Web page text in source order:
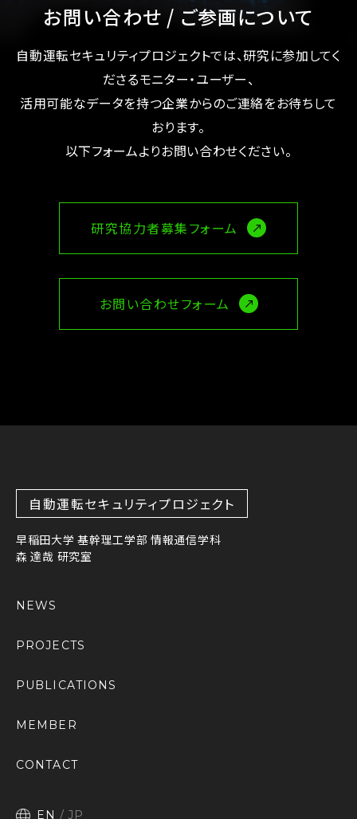
お問い合わせ / ご参画について
⾃動運転セキュリティプロジェクトでは、研究に参加してく
ださるモニター・ユーザー、
活用可能なデータを持つ企業からのご連絡をお待ちして
おります。
以下フォームよりお問い合わせください。
研究協力者募集フォーム
お問い合わせフォーム
自動運転セキュリティプロジェクト
早稲田大学 基幹理工学部 情報通信学科
森 達哉 研究室
NEWS
PROJECTS
PUBLICATIONS
MEMBER
CONTACT
EN JP